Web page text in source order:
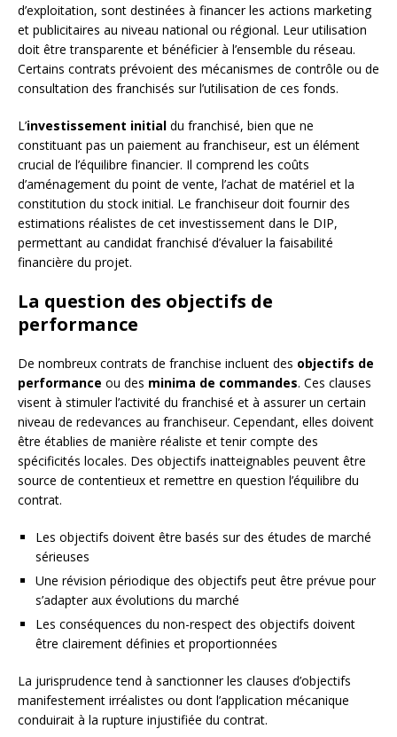
d’exploitation, sont destinées à financer les actions marketing
et publicitaires au niveau national ou régional. Leur utilisation
doit être transparente et bénéficier à l’ensemble du réseau.
Certains contrats prévoient des mécanismes de contrôle ou de
consultation des franchisés sur l’utilisation de ces fonds.
L’investissement initial du franchisé, bien que ne
constituant pas un paiement au franchiseur, est un élément
crucial de l’équilibre financier. Il comprend les coûts
d’aménagement du point de vente, l’achat de matériel et la
constitution du stock initial. Le franchiseur doit fournir des
estimations réalistes de cet investissement dans le DIP,
permettant au candidat franchisé d’évaluer la faisabilité
financière du projet.
La question des objectifs de
performance
De nombreux contrats de franchise incluent des objectifs de
performance ou des minima de commandes. Ces clauses
visent à stimuler l’activité du franchisé et à assurer un certain
niveau de redevances au franchiseur. Cependant, elles doivent
être établies de manière réaliste et tenir compte des
spécificités locales. Des objectifs inatteignables peuvent être
source de contentieux et remettre en question l’équilibre du
contrat.
Les objectifs doivent être basés sur des études de marché
sérieuses
Une révision périodique des objectifs peut être prévue pour
s’adapter aux évolutions du marché
Les conséquences du non-respect des objectifs doivent
être clairement définies et proportionnées
La jurisprudence tend à sanctionner les clauses d’objectifs
manifestement irréalistes ou dont l’application mécanique
conduirait à la rupture injustifiée du contrat.